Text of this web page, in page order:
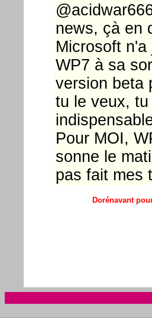
news, çà en
Microsoft
WP7 à sa
version beta
tu le veux,
Pour MOI,
sonne le
pas fait mes
Dorénavant